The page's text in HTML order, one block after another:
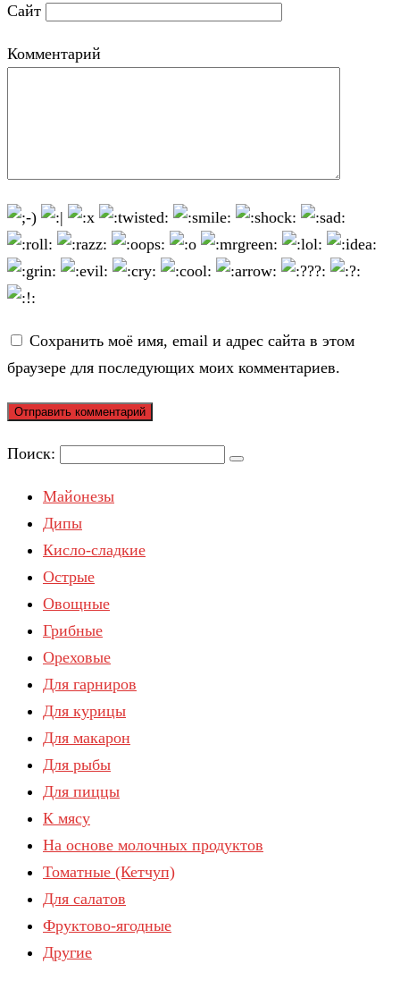
Сайт
Комментарий
Сохранить моё имя, email и адрес сайта в этом
браузере для последующих моих комментариев.
Поиск:
Майонезы
Дипы
Кисло-сладкие
Острые
Овощные
Грибные
Ореховые
Для гарниров
Для курицы
Для макарон
Для рыбы
Для пиццы
К мясу
На основе молочных продуктов
Томатные (Кетчуп)
Для салатов
Фруктово-ягодные
Другие